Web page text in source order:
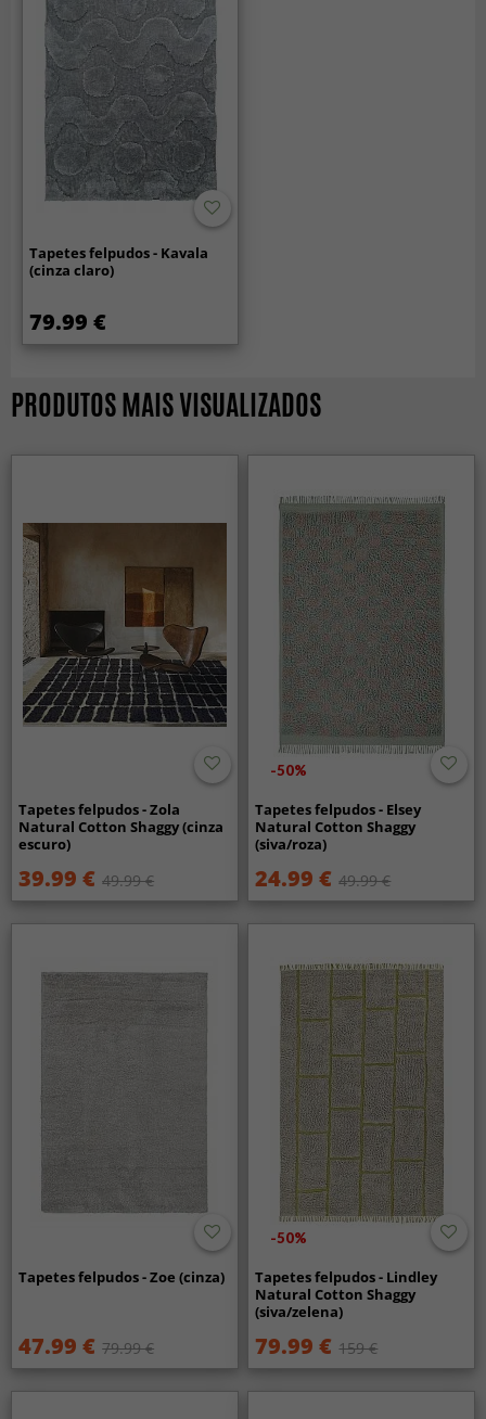
Tapetes felpudos - Kavala
(cinza claro)
79.99 €
PRODUTOS MAIS VISUALIZADOS
Tapetes felpudos - Zola
Natural Cotton Shaggy (cinza
escuro)
39.99 € 49.99 €
-50%
Tapetes felpudos - Elsey
Natural Cotton Shaggy
(siva/roza)
24.99 € 49.99 €
Tapetes felpudos - Zoe (cinza)
47.99 € 79.99 €
-50%
Tapetes felpudos - Lindley
Natural Cotton Shaggy
(siva/zelena)
79.99 € 159 €